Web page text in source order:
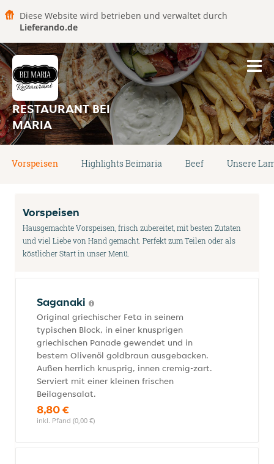
Diese Website wird betrieben und verwaltet durch
Lieferando.de
RESTAURANT BEI
MARIA
Vorspeisen Highlights Beimaria Beef Unsere
Vorspeisen
Hausgemachte Vorspeisen, frisch zubereitet, mit besten Zutaten
und viel Liebe von Hand gemacht. Perfekt zum Teilen oder als
köstlicher Start in unser Menü.
Saganaki
Original griechischer Feta in seinem
typischen Block, in einer knusprigen
griechischen Panade gewendet und in
bestem Olivenöl goldbraun ausgebacken.
Außen herrlich knusprig, innen cremig-zart.
Serviert mit einer kleinen frischen
Beilagensalat.
8,80 €
inkl. Pfand (0,00 €)